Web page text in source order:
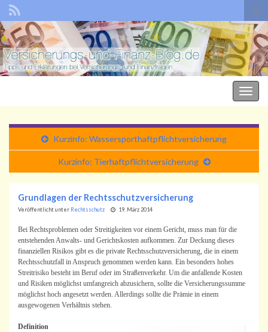
Search for:
Kurzinfo: Wassersporthaftpflichtversicherung
Kurzinfo: Tierhaftpflichtversicherung
Grundlagen der Rechtsschutzversicherung
Veröffentlicht unter Rechtsschutz 19. März 2014
Bei Rechtsproblemen oder Streitigkeiten vor einem Gericht, muss man für die
entstehenden Anwalts- und Gerichtskosten aufkommen. Zur Deckung dieses
finanziellen Risikos gibt es die private Rechtsschutzversicherung, die in einem
Rechtsschutzfall in Anspruch genommen werden kann. Ein besonders hohes
Streitrisiko besteht im Beruf oder im Straßenverkehr. Um die anfallende Kosten
und Risiken möglichst umfangreich abzusichern, sollte die Versicherungssumme
möglichst hoch angesetzt werden. Allerdings sollte die Prämie in einem
ausgewogenen Verhältnis stehen.
Definition